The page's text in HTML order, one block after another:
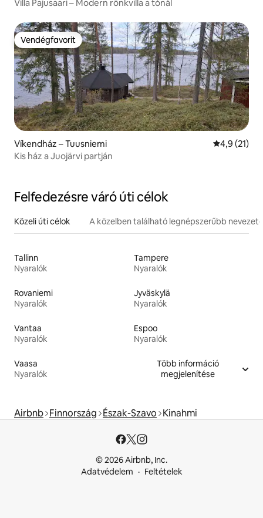
Villa Pajusaari – Modern rönkvilla a tónál
Vendégfavorit
Vendégfavorit
Víkendház – Tuusniemi Átlagos
4,9 (21)
Kis ház a Juojärvi partján
Felfedezésre váró úti célok
Közeli úti célok A közelben található legnépszerűbb
Tallinn
Nyaralók
Tampere
Nyaralók
Rovaniemi
Nyaralók
Jyväskylä
Nyaralók
Vantaa
Nyaralók
Espoo
Nyaralók
Vaasa
Nyaralók
Több információ
megjelenítése
Airbnb Finnország Észak-Szavo Kinahmi
© 2026 Airbnb, Inc.
Adatvédelem
Feltételek